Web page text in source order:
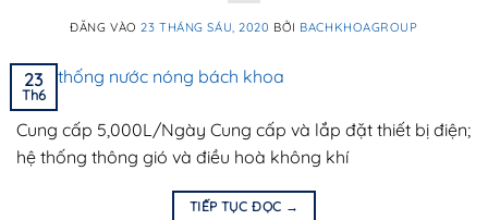
ĐĂNG VÀO23 THÁNG SÁU, 2020 BỞI BACHKHOAGROUP
23
Th6
Cung cấp 5,000L/Ngày Cung cấp và lắp đặt thiết bị điện;
hệ thống thông gió và điều hoà không khí
TIẾP TỤC ĐỌC →